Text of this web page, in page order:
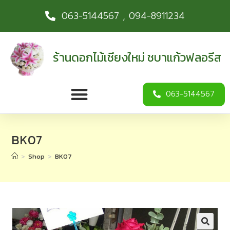
063-5144567 , 094-8911234
ร้านดอกไม้เชียงใหม่ ชบาแก้วฟลอรีส
063-5144567
BK07
> Shop > BK07